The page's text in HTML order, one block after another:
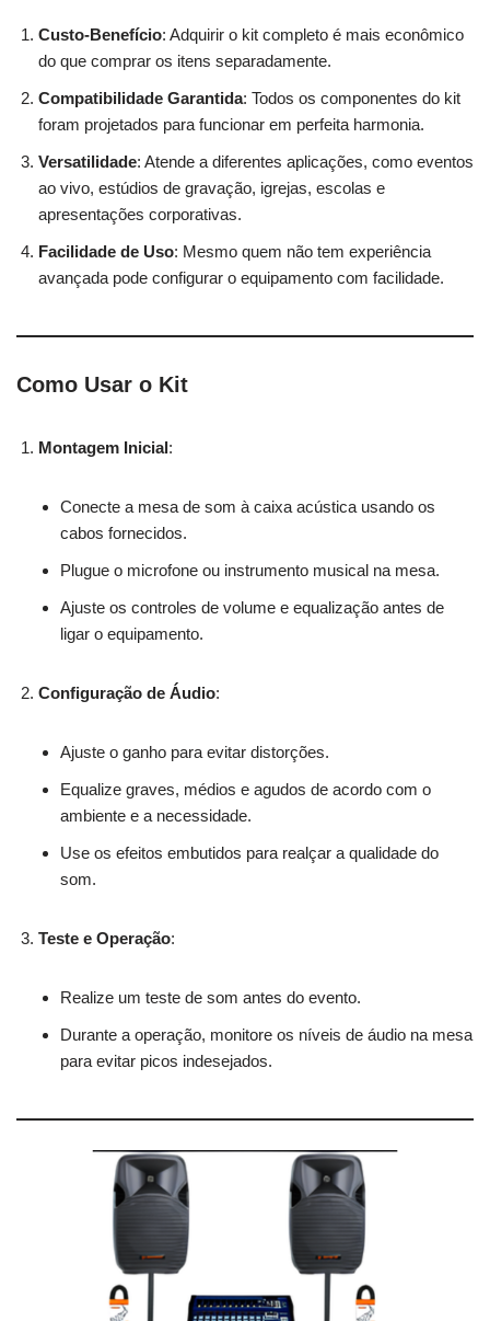
Custo-Benefício: Adquirir o kit completo é mais econômico
do que comprar os itens separadamente.
Compatibilidade Garantida: Todos os componentes do kit
foram projetados para funcionar em perfeita harmonia.
Versatilidade: Atende a diferentes aplicações, como eventos
ao vivo, estúdios de gravação, igrejas, escolas e
apresentações corporativas.
Facilidade de Uso: Mesmo quem não tem experiência
avançada pode configurar o equipamento com facilidade.
Como Usar o Kit
Montagem Inicial:
Conecte a mesa de som à caixa acústica usando os
cabos fornecidos.
Plugue o microfone ou instrumento musical na mesa.
Ajuste os controles de volume e equalização antes de
ligar o equipamento.
Configuração de Áudio:
Ajuste o ganho para evitar distorções.
Equalize graves, médios e agudos de acordo com o
ambiente e a necessidade.
Use os efeitos embutidos para realçar a qualidade do
som.
Teste e Operação:
Realize um teste de som antes do evento.
Durante a operação, monitore os níveis de áudio na mesa
para evitar picos indesejados.